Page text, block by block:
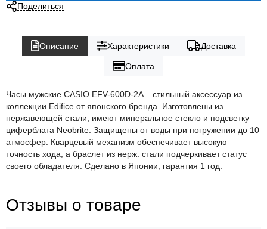
Поделиться
Описание Характеристики Доставка
Оплата
Часы мужские CASIO EFV-600D-2A – стильный аксессуар из
коллекции Edifice от японского бренда. Изготовлены из
нержавеющей стали, имеют минеральное стекло и подсветку
циферблата Neobrite. Защищены от воды при погружении до 10
атмосфер. Кварцевый механизм обеспечивает высокую
точность хода, а браслет из нерж. стали подчеркивает статус
своего обладателя. Сделано в Японии, гарантия 1 год.
Отзывы о товаре